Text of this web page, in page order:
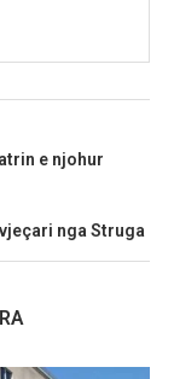
e njohur
nga Struga